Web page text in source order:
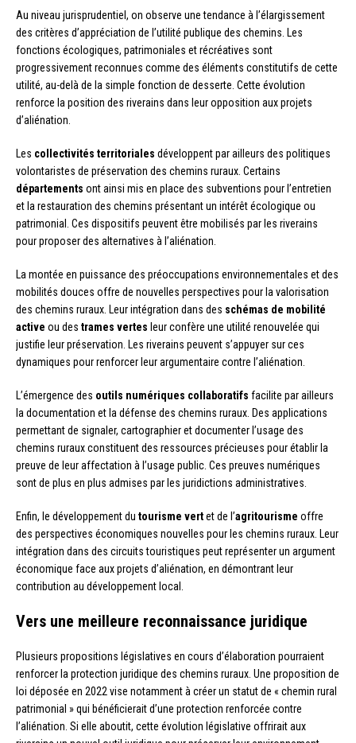
Au niveau jurisprudentiel, on observe une tendance à l’élargissement
des critères d’appréciation de l’utilité publique des chemins. Les
fonctions écologiques, patrimoniales et récréatives sont
progressivement reconnues comme des éléments constitutifs de cette
utilité, au-delà de la simple fonction de desserte. Cette évolution
renforce la position des riverains dans leur opposition aux projets
d’aliénation.
Les collectivités territoriales développent par ailleurs des politiques
volontaristes de préservation des chemins ruraux. Certains
départements ont ainsi mis en place des subventions pour l’entretien
et la restauration des chemins présentant un intérêt écologique ou
patrimonial. Ces dispositifs peuvent être mobilisés par les riverains
pour proposer des alternatives à l’aliénation.
La montée en puissance des préoccupations environnementales et des
mobilités douces offre de nouvelles perspectives pour la valorisation
des chemins ruraux. Leur intégration dans des schémas de mobilité
active ou des trames vertes leur confère une utilité renouvelée qui
justifie leur préservation. Les riverains peuvent s’appuyer sur ces
dynamiques pour renforcer leur argumentaire contre l’aliénation.
L’émergence des outils numériques collaboratifs facilite par ailleurs
la documentation et la défense des chemins ruraux. Des applications
permettant de signaler, cartographier et documenter l’usage des
chemins ruraux constituent des ressources précieuses pour établir la
preuve de leur affectation à l’usage public. Ces preuves numériques
sont de plus en plus admises par les juridictions administratives.
Enfin, le développement du tourisme vertet de l’agritourisme offre
des perspectives économiques nouvelles pour les chemins ruraux. Leur
intégration dans des circuits touristiques peut représenter un argument
économique face aux projets d’aliénation, en démontrant leur
contribution au développement local.
Vers une meilleure reconnaissance juridique
Plusieurs propositions législatives en cours d’élaboration pourraient
renforcer la protection juridique des chemins ruraux. Une proposition de
loi déposée en 2022 vise notamment à créer un statut de « chemin rural
patrimonial » qui bénéficierait d’une protection renforcée contre
l’aliénation. Si elle aboutit, cette évolution législative offrirait aux